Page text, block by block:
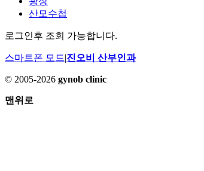
산모수첩
로그인후 조회 가능합니다.
스마트폰 모드|진오비 산부인과
© 2005-2026 gynob clinic
맨위로